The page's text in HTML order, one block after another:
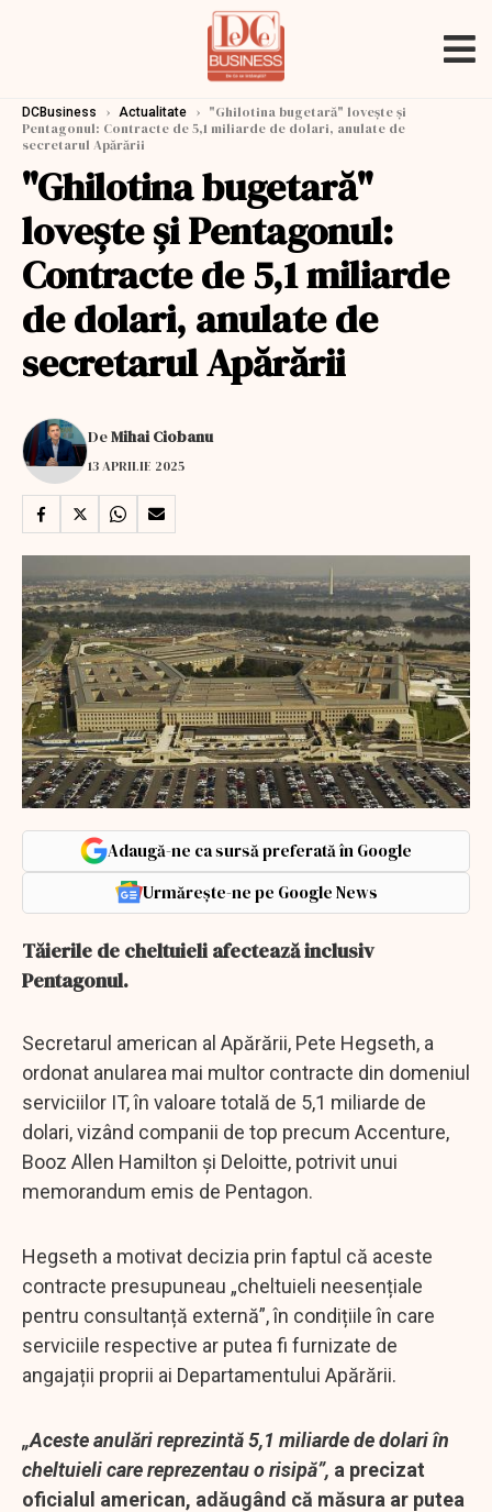
DCBusiness › Actualitate › "Ghilotina bugetară" loveşte şi
Pentagonul: Contracte de 5,1 miliarde de dolari, anulate de
secretarul Apărării
"Ghilotina bugetară"
loveşte şi Pentagonul:
Contracte de 5,1 miliarde
de dolari, anulate de
secretarul Apărării
DeMihai Ciobanu
13 APRILIE 2025
Adaugă-ne ca sursă preferată în Google
Urmărește-ne pe Google News
Tăierile de cheltuieli afectează inclusiv
Pentagonul.
Secretarul american al Apărării, Pete Hegseth, a
ordonat anularea mai multor contracte din domeniul
serviciilor IT, în valoare totală de 5,1 miliarde de
dolari, vizând companii de top precum Accenture,
Booz Allen Hamilton și Deloitte, potrivit unui
memorandum emis de Pentagon.
Hegseth a motivat decizia prin faptul că aceste
contracte presupuneau „cheltuieli neesențiale
pentru consultanță externă”, în condițiile în care
serviciile respective ar putea fi furnizate de
angajații proprii ai Departamentului Apărării.
„Aceste anulări reprezintă 5,1 miliarde de dolari în
cheltuieli care reprezentau o risipă”, a precizat
oficialul american, adăugând că măsura ar putea